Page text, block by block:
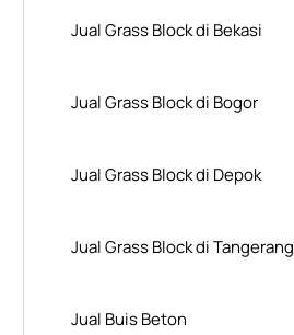
Jual Grass Block di Bekasi
Jual Grass Block di Bogor
Jual Grass Block di Depok
Jual Grass Block di Tangerang
Jual Buis Beton